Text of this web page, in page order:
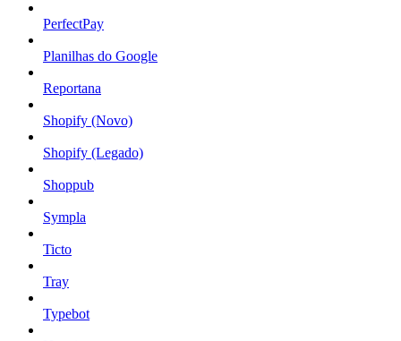
PerfectPay
Planilhas do Google
Reportana
Shopify (Novo)
Shopify (Legado)
Shoppub
Sympla
Ticto
Tray
Typebot